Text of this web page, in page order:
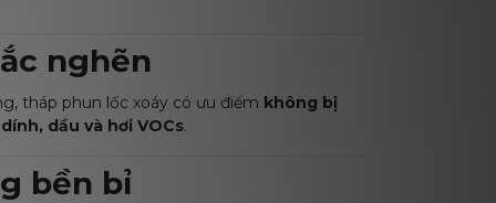
nghẽn
tháp phun lốc xoáy có ưu điểm không bị
dầu và hơi VOCs.
bền bỉ